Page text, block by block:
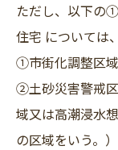
ただし、以下の
住宅 については
①市街化調整区域
②土砂災害警戒
域又は高潮浸水
の区域をいう。）